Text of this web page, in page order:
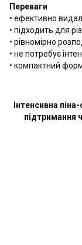
Переваги
• ефективно
• підходить для
• рівномірно
• не потребує
• компактний
Інтенсивна
підтримання